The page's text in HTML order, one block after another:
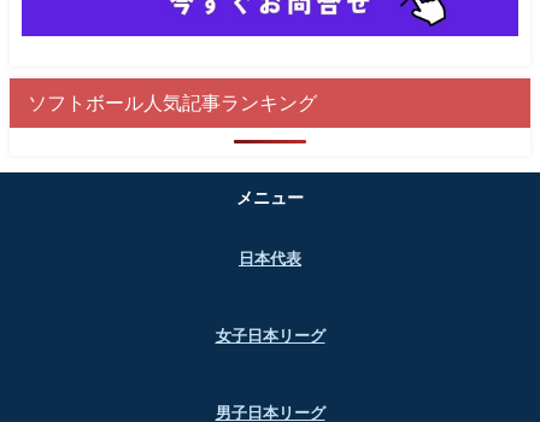
ソフトボール人気記事ランキング
メニュー
日本代表
女子日本リーグ
男子日本リーグ